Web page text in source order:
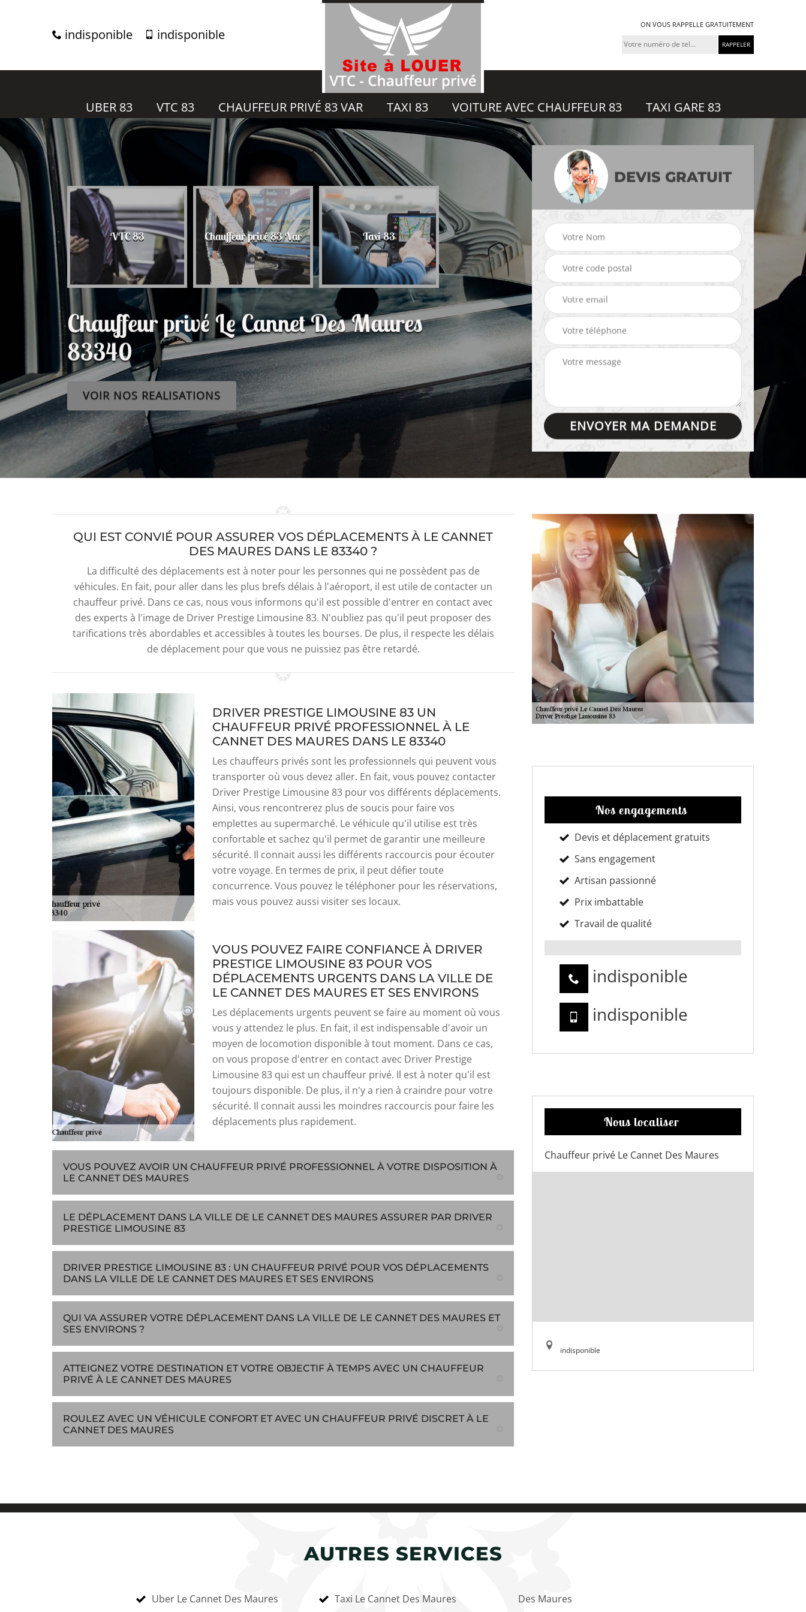
indisponible indisponible
ON VOUS RAPPELLE GRATUITEMENT
UBER 83 VTC 83 CHAUFFEUR PRIVÉ 83 VAR TAXI 83 VOITURE AVEC CHAUFFEUR 83 TAXI GARE 83
VTC 83 Chauffeur privé 83 Var Taxi 83 Voiture avec chauffeur
83 Taxi gare 83 Uber 83
Chauffeur privé Le Cannet Des Maures
83340
VOIR NOS REALISATIONS
DEVIS GRATUIT
QUI EST CONVIÉ POUR ASSURER VOS DÉPLACEMENTS À LE CANNET
DES MAURES DANS LE 83340 ?
La difficulté des déplacements est à noter pour les personnes qui ne possèdent pas de
véhicules. En fait, pour aller dans les plus brefs délais à l'aéroport, il est utile de contacter un
chauffeur privé. Dans ce cas, nous vous informons qu'il est possible d'entrer en contact avec
des experts à l'image de Driver Prestige Limousine 83. N'oubliez pas qu'il peut proposer des
tarifications très abordables et accessibles à toutes les bourses. De plus, il respecte les délais
de déplacement pour que vous ne puissiez pas être retardé.
DRIVER PRESTIGE LIMOUSINE 83 UN
CHAUFFEUR PRIVÉ PROFESSIONNEL À LE
CANNET DES MAURES DANS LE 83340
Les chauffeurs privés sont les professionnels qui peuvent vous
transporter où vous devez aller. En fait, vous pouvez contacter
Driver Prestige Limousine 83 pour vos différents déplacements.
Ainsi, vous rencontrerez plus de soucis pour faire vos
emplettes au supermarché. Le véhicule qu'il utilise est très
confortable et sachez qu'il permet de garantir une meilleure
sécurité. Il connait aussi les différents raccourcis pour écouter
votre voyage. En termes de prix, il peut défier toute
concurrence. Vous pouvez le téléphoner pour les réservations,
mais vous pouvez aussi visiter ses locaux.
VOUS POUVEZ FAIRE CONFIANCE À DRIVER
PRESTIGE LIMOUSINE 83 POUR VOS
DÉPLACEMENTS URGENTS DANS LA VILLE DE
LE CANNET DES MAURES ET SES ENVIRONS
Les déplacements urgents peuvent se faire au moment où vous
vous y attendez le plus. En fait, il est indispensable d'avoir un
moyen de locomotion disponible à tout moment. Dans ce cas,
on vous propose d'entrer en contact avec Driver Prestige
Limousine 83 qui est un chauffeur privé. Il est à noter qu'il est
toujours disponible. De plus, il n'y a rien à craindre pour votre
sécurité. Il connait aussi les moindres raccourcis pour faire les
déplacements plus rapidement.
VOUS POUVEZ AVOIR UN CHAUFFEUR PRIVÉ PROFESSIONNEL À VOTRE DISPOSITION À
LE CANNET DES MAURES
LE DÉPLACEMENT DANS LA VILLE DE LE CANNET DES MAURES ASSURER PAR DRIVER
PRESTIGE LIMOUSINE 83
DRIVER PRESTIGE LIMOUSINE 83 : UN CHAUFFEUR PRIVÉ POUR VOS DÉPLACEMENTS
DANS LA VILLE DE LE CANNET DES MAURES ET SES ENVIRONS
QUI VA ASSURER VOTRE DÉPLACEMENT DANS LA VILLE DE LE CANNET DES MAURES ET
SES ENVIRONS ?
ATTEIGNEZ VOTRE DESTINATION ET VOTRE OBJECTIF À TEMPS AVEC UN CHAUFFEUR
PRIVÉ À LE CANNET DES MAURES
ROULEZ AVEC UN VÉHICULE CONFORT ET AVEC UN CHAUFFEUR PRIVÉ DISCRET À LE
CANNET DES MAURES
Nos engagements
Devis et déplacement gratuits
Sans engagement
Artisan passionné
Prix imbattable
Travail de qualité
indisponible
indisponible
Nous localiser
Chauffeur privé Le Cannet Des Maures
indisponible
AUTRES SERVICES
Uber Le Cannet Des Maures Taxi Le Cannet Des Maures Des Maures